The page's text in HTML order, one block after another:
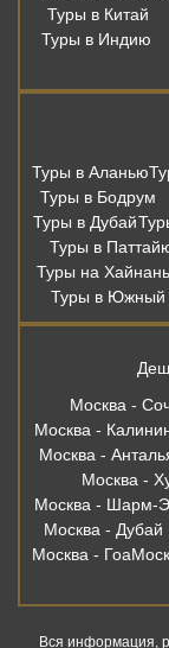
Туры в Китай
Туры в Индию
Туры в Аланью
Туры в Бодрум
Туры в Дубай
Туры в
Туры на Хайнань
Туры в Южный
Москва -
Москва -
Москва -
Москва -
Москва - Шарм-
Москва - Дубай
Москва - Гоа
Вся информация,